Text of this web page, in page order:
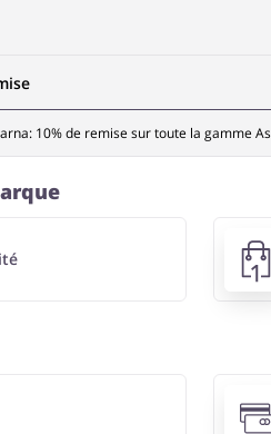
10% de remise sur toute la gamme